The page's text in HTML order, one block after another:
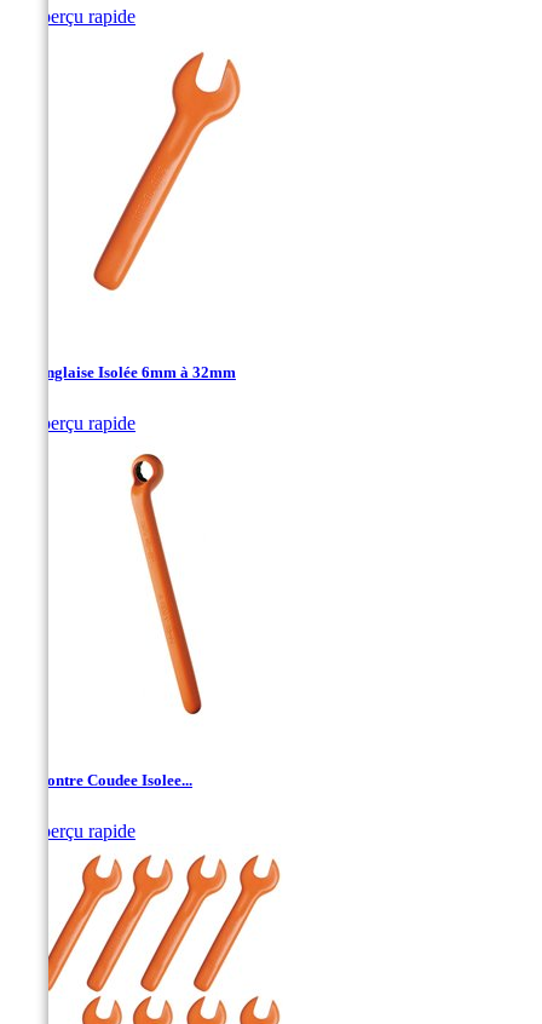
Aperçu rapide
Clé Anglaise Isolée 6mm à 32mm
Aperçu rapide
Clé Contre Coudee Isolee...
Aperçu rapide